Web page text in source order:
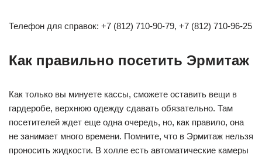
Телефон для справок: +7 (812) 710-90-79, +7 (812) 710-96-25
Как правильно посетить Эрмитаж
Как только вы минуете кассы, сможете оставить вещи в
гардеробе, верхнюю одежду сдавать обязательно. Там
посетителей ждет еще одна очередь, но, как правило, она
не занимает много времени. Помните, что в Эрмитаж нельзя
проносить жидкости. В холле есть автоматические камеры